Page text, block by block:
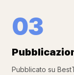
03
Pubblicato su